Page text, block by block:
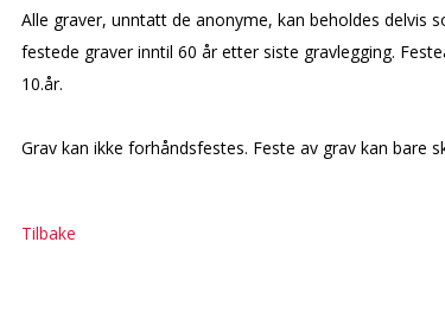
Alle graver, unntatt de anonyme, kan beholdes delvis
festede graver inntil 60 år etter siste gravlegging.
10.år.
Grav kan ikke forhåndsfestes. Feste av grav kan bare
Tilbake